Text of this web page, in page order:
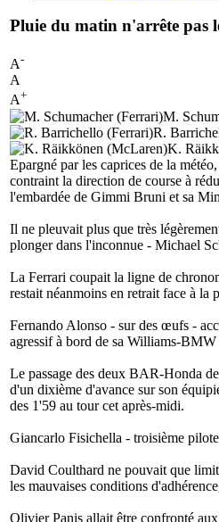
Pluie du matin n'arrête pas
A-
A
A+
M.
R.
K.
Epargné par les caprices de la
contraint la direction de course à
l'embardée de Gimmi Bruni et sa
Il ne pleuvait plus que très
plonger dans l'inconnue - Michael
La Ferrari coupait la ligne de
restait néanmoins en retrait face à
Fernando Alonso - sur des œufs -
agressif à bord de sa Williams-BMW
Le passage des deux BAR-Honda
d'un dixième d'avance sur son
des 1'59 au tour cet après-midi.
Giancarlo Fisichella - troisième
David Coulthard ne pouvait que
les mauvaises conditions
Olivier Panis allait être confronté